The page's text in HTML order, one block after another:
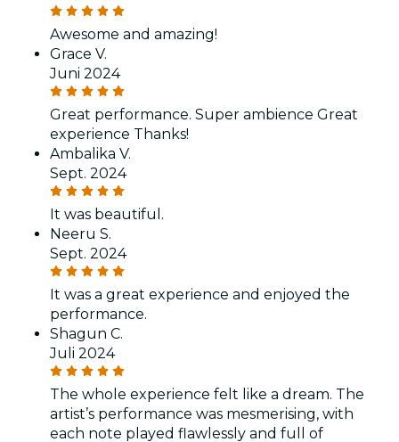
Awesome and amazing!
Grace V.
Juni 2024
Great performance. Super ambience Great
experience Thanks!
Ambalika V.
Sept. 2024
It was beautiful.
Neeru S.
Sept. 2024
It was a great experience and enjoyed the
performance.
Shagun C.
Juli 2024
The whole experience felt like a dream. The
artist’s performance was mesmerising, with
each note played flawlessly and full of